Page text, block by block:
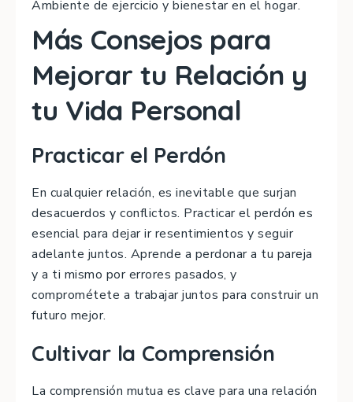
Más Consejos para
Mejorar tu Relación y
tu Vida Personal
Practicar el Perdón
En cualquier relación, es inevitable que surjan
desacuerdos y conflictos. Practicar el perdón es
esencial para dejar ir resentimientos y seguir
adelante juntos. Aprende a perdonar a tu pareja
y a ti mismo por errores pasados, y
comprométete a trabajar juntos para construir un
futuro mejor.
Cultivar la Comprensión
La comprensión mutua es clave para una relación